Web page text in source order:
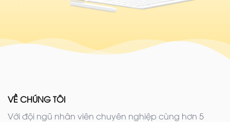
VỀ CHÚNG TÔI
Với đội ngũ nhân viên chuyên nghiệp cùng hơn 5